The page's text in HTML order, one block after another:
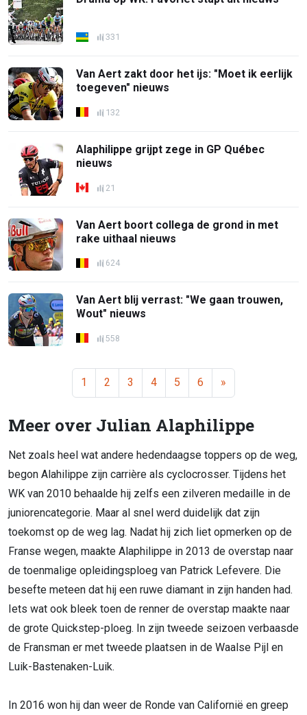
331
Van Aert zakt door het ijs: "Moet ik eerlijk
toegeven" nieuws
132
Alaphilippe grijpt zege in GP Québec
nieuws
21
Van Aert boort collega de grond in met
rake uithaal nieuws
624
Van Aert blij verrast: "We gaan trouwen,
Wout" nieuws
558
1 2 3 4 5 6 »
Meer over Julian Alaphilippe
Net zoals heel wat andere hedendaagse toppers op de weg,
begon Alahilippe zijn carrière als cyclocrosser. Tijdens het
WK van 2010 behaalde hij zelfs een zilveren medaille in de
juniorencategorie. Maar al snel werd duidelijk dat zijn
toekomst op de weg lag. Nadat hij zich liet opmerken op de
Franse wegen, maakte Alaphilippe in 2013 de overstap naar
de toenmalige opleidingsploeg van Patrick Lefevere. Die
besefte meteen dat hij een ruwe diamant in zijn handen had.
Iets wat ook bleek toen de renner de overstap maakte naar
de grote Quickstep-ploeg. In zijn tweede seizoen verbaasde
de Fransman er met tweede plaatsen in de Waalse Pijl en
Luik-Bastenaken-Luik.
In 2016 won hij dan weer de Ronde van Californië en greep